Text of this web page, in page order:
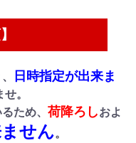
日時指定が出来ま
。
ため、 荷降ろしおよ
せん。